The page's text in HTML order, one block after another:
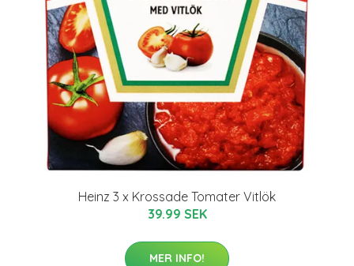
Heinz 3 x Krossade Tomater Vitlök
39.99 SEK
MER INFO!